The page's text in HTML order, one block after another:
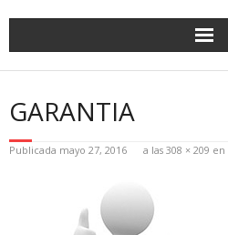
GARANTIA
Publicada mayo 27, 2016 a las 308 × 209 en